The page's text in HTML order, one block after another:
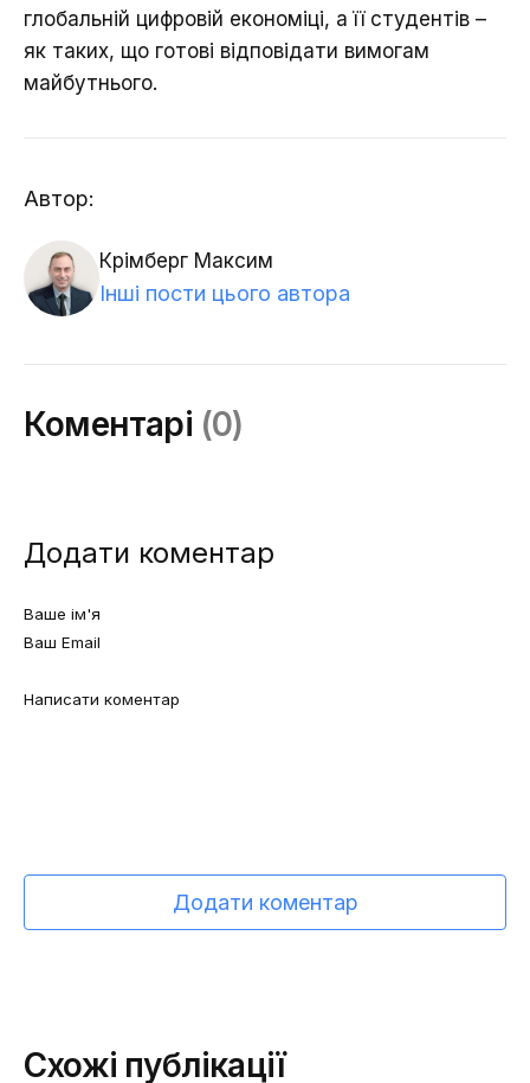
глобальній цифровій економіці, а її студентів –
як таких, що готові відповідати вимогам
майбутнього.
Автор:
Крімберг Максим
Інші пости цього автора
Коментарі (0)
Додати коментар
Додати коментар
Схожі публікації